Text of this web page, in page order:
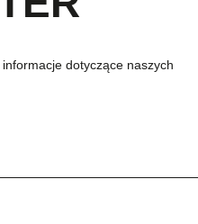
dotyczące naszych